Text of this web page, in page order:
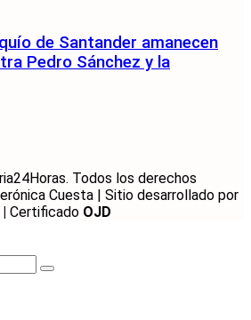
de Santander amanecen
Pedro Sánchez y la
Todos los derechos
Cuesta | Sitio desarrollado por
Certificado OJD